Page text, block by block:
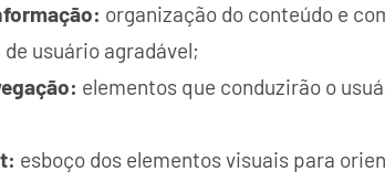
organização do conteúdo e
usuário agradável;
elementos que conduzirão o
esboço dos elementos visuais para